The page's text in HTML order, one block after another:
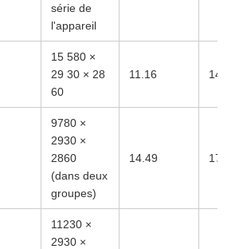
série de
l'appareil
15 580 ×
29 30 × 28
60
11.16 141.72
9780 ×
2930 ×
2860
(dans deux
groupes)
14.49 178.40
11230 ×
2930 ×